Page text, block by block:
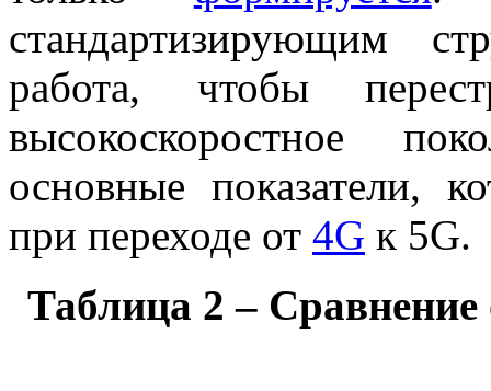
стандартизирующим
работа, чтобы
высокоскоростное
основные показатели,
при переходе от 4G к 5G.
Таблица 2 –